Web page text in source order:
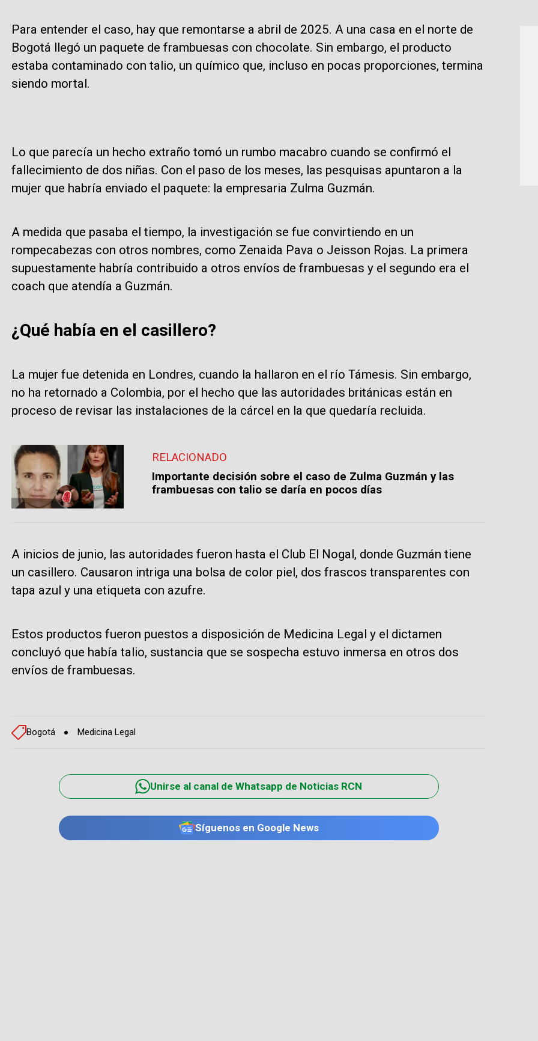
Para entender el caso, hay que remontarse a abril de 2025. A una casa en el norte de
Bogotá llegó un paquete de frambuesas con chocolate. Sin embargo, el producto
estaba contaminado con talio, un químico que, incluso en pocas proporciones, termina
siendo mortal.
Lo que parecía un hecho extraño tomó un rumbo macabro cuando se confirmó el
fallecimiento de dos niñas. Con el paso de los meses, las pesquisas apuntaron a la
mujer que habría enviado el paquete: la empresaria Zulma Guzmán.
A medida que pasaba el tiempo, la investigación se fue convirtiendo en un
rompecabezas con otros nombres, como Zenaida Pava o Jeisson Rojas. La primera
supuestamente habría contribuido a otros envíos de frambuesas y el segundo era el
coach que atendía a Guzmán.
¿Qué había en el casillero?
La mujer fue detenida en Londres, cuando la hallaron en el río Támesis. Sin embargo,
no ha retornado a Colombia, por el hecho que las autoridades británicas están en
proceso de revisar las instalaciones de la cárcel en la que quedaría recluida.
RELACIONADO
Importante decisión sobre el caso de Zulma Guzmán y las
frambuesas con talio se daría en pocos días
A inicios de junio, las autoridades fueron hasta el Club El Nogal, donde Guzmán tiene
un casillero. Causaron intriga una bolsa de color piel, dos frascos transparentes con
tapa azul y una etiqueta con azufre.
Estos productos fueron puestos a disposición de Medicina Legal y el dictamen
concluyó que había talio, sustancia que se sospecha estuvo inmersa en otros dos
envíos de frambuesas.
Bogotá Medicina Legal
Unirse al canal de Whatsapp de Noticias RCN
Síguenos en Google News